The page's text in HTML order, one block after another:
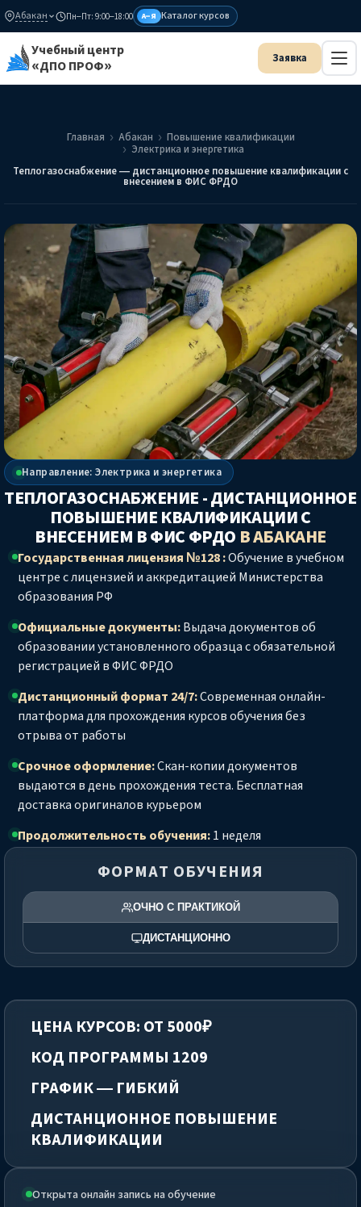
Абакан Пн–Пт: 9:00–18:00 А–Я Каталог курсов
Учебный центр
«ДПО ПРОФ»
Главная Абакан
Повышение квалификации
Электрика и энергетика
Теплогазоснабжение — дистанционное повышение квалификации с
внесением в ФИС ФРДО
Направление: Электрика и энергетика
ТЕПЛОГАЗОСНАБЖЕНИЕ - ДИСТАНЦИОННОЕ
ПОВЫШЕНИЕ КВАЛИФИКАЦИИ С
ВНЕСЕНИЕМ В ФИС ФРДО В АБАКАНЕ
Государственная лицензия №128 :Обучение в учебном
центре с лицензией и аккредитацией Министерства
образования РФ
Официальные документы:Выдача документов об
образовании установленного образца с обязательной
регистрацией в ФИС ФРДО
Дистанционный формат 24/7:Современная онлайн-
платформа для прохождения курсов обучения без
отрыва от работы
Срочное оформление:Скан-копии документов
выдаются в день прохождения теста. Бесплатная
доставка оригиналов курьером
Продолжительность обучения:1 неделя
Открыта онлайн запись на обучение
ФОРМАТ ОБУЧЕНИЯ
ОЧНО С ПРАКТИКОЙ
ДИСТАНЦИОННО
ЦЕНА КУРСОВ: ОТ 5000₽
КОД ПРОГРАММЫ 1209
ГРАФИК — ГИБКИЙ
ДИСТАНЦИОННОЕ ПОВЫШЕНИЕ
КВАЛИФИКАЦИИ